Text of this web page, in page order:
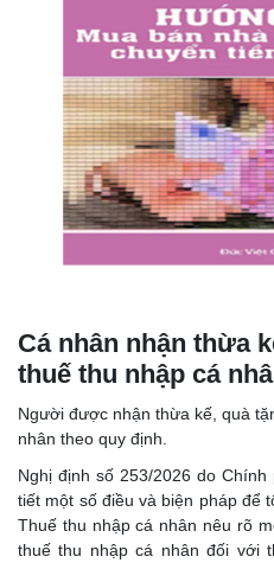
Cá nhân nhận thừa
thuế thu nhập cá
Người được nhận thừa kế, quà
nhân theo quy định.
Nghị định số 253/2026 do
tiết một số điều và biện pháp để
Thuế thu nhập cá nhân nêu rõ
thuế thu nhập cá nhân đối với